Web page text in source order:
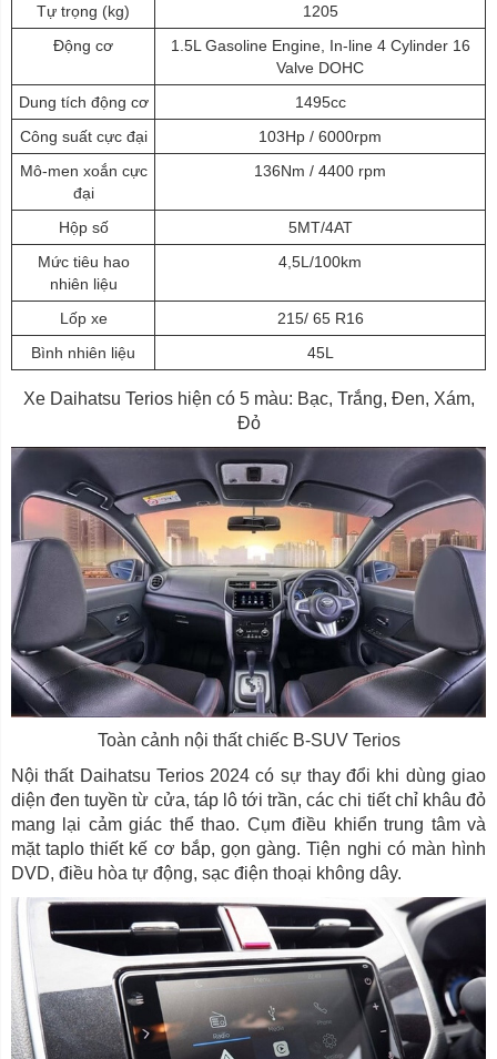
Tự trọng (kg)
1205
Động cơ
1.5L Gasoline Engine, In-line 4 Cylinder 16
Valve DOHC
Dung tích động cơ
1495cc
Công suất cực đại
103Hp / 6000rpm
Mô-men xoắn cực
đại
136Nm / 4400 rpm
Hộp số
5MT/4AT
Mức tiêu hao
nhiên liệu
4,5L/100km
Lốp xe
215/ 65 R16
Bình nhiên liệu
45L
Xe Daihatsu Terios hiện có 5 màu: Bạc, Trắng, Đen, Xám,
Đỏ
Toàn cảnh nội thất chiếc B-SUV Terios
Nội thất Daihatsu Terios 2024 có sự thay đổi khi dùng giao
diện đen tuyền từ cửa, táp lô tới trần, các chi tiết chỉ khâu đỏ
mang lại cảm giác thể thao. Cụm điều khiển trung tâm và
mặt taplo thiết kế cơ bắp, gọn gàng. Tiện nghi có màn hình
DVD, điều hòa tự động, sạc điện thoại không dây.